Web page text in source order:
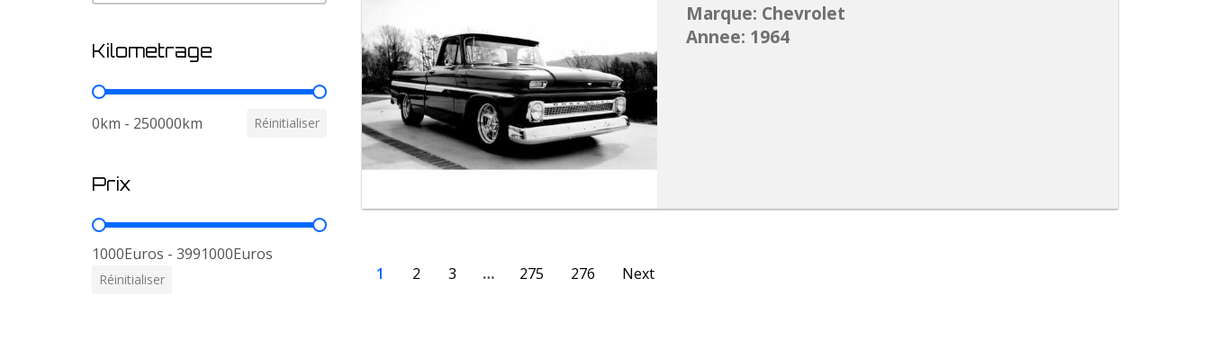
Kilometrage
Kilometrage
0km - 250000km Réinitialiser
Prix
Prix
1000Euros - 3991000Euros
Réinitialiser
Marque: Chevrolet
Annee: 1964
1 2 3 … 275 276 Next